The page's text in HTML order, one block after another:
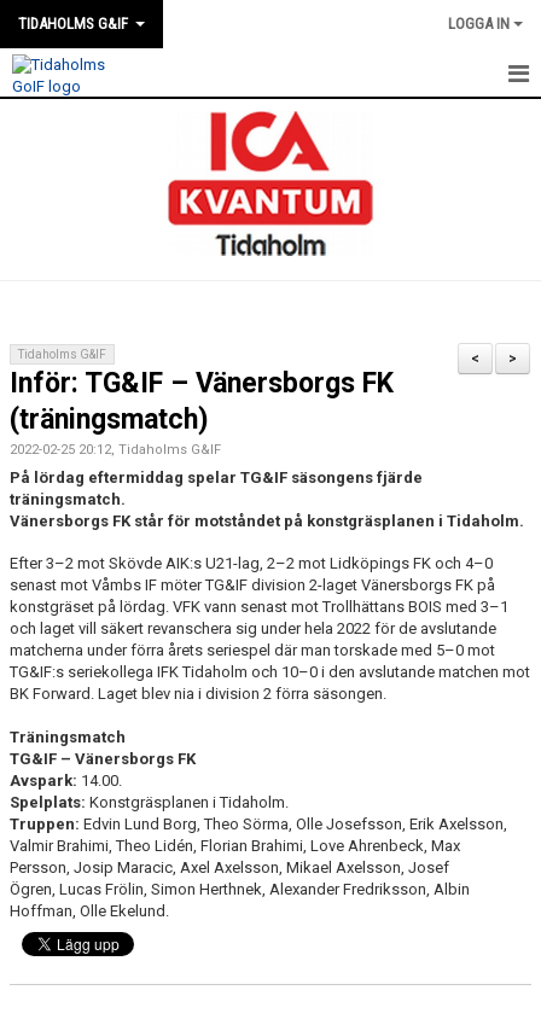
TIDAHOLMS G&IF LOGGA IN
FÖRENINGEN
SOUVENIRER
GAMLA GIFFS TORSDAGSTRÄFFAR
CUPER ARBETSBESKRIVNING
PLANSCHEMA
>
<
Tidaholms G&IF
Inför: TG&IF – Vänersborgs FK
(träningsmatch)
2022-02-25 20:12, Tidaholms G&IF
På lördag eftermiddag spelar TG&IF säsongens fjärde
träningsmatch.
Vänersborgs FK står för motståndet på konstgräsplanen i Tidaholm.
Efter 3–2 mot Skövde AIK:s U21-lag, 2–2 mot Lidköpings FK och 4–0
senast mot Våmbs IF möter TG&IF division 2-laget Vänersborgs FK på
konstgräset på lördag. VFK vann senast mot Trollhättans BOIS med 3–1
och laget vill säkert revanschera sig under hela 2022 för de avslutande
matcherna under förra årets seriespel där man torskade med 5–0 mot
TG&IF:s seriekollega IFK Tidaholm och 10–0 i den avslutande matchen mot
BK Forward. Laget blev nia i division 2 förra säsongen.
Träningsmatch
TG&IF – Vänersborgs FK
Avspark: 14.00.
Spelplats: Konstgräsplanen i Tidaholm.
Truppen: Edvin Lund Borg, Theo Sörma, Olle Josefsson, Erik Axelsson,
Valmir Brahimi, Theo Lidén, Florian Brahimi, Love Ahrenbeck, Max
Persson, Josip Maracic, Axel Axelsson, Mikael Axelsson, Josef
Ögren, Lucas Frölin, Simon Herthnek, Alexander Fredriksson, Albin
Hoffman, Olle Ekelund.